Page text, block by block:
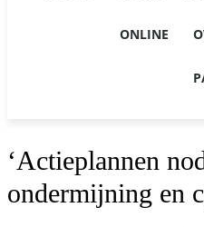
ONLINE
‘Actieplannen
ondermijning en